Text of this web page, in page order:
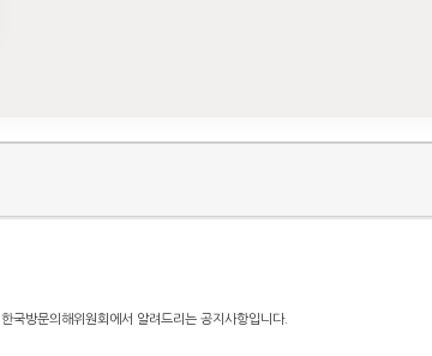
한국방문의해위원회에서 알려드리는 공지사항입니다.